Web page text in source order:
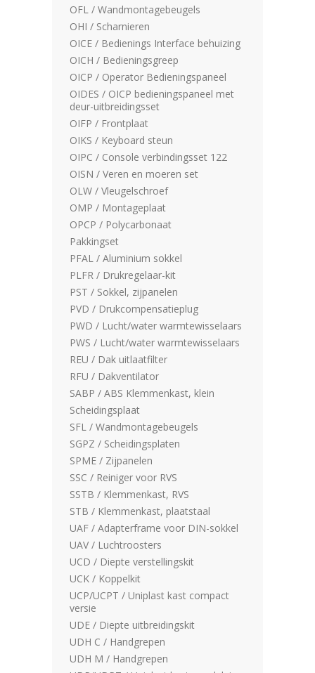
OFL / Wandmontagebeugels
OHI / Scharnieren
OICE / Bedienings Interface behuizing
OICH / Bedieningsgreep
OICP / Operator Bedieningspaneel
OIDES / OICP bedieningspaneel met
deur-uitbreidingsset
OIFP / Frontplaat
OIKS / Keyboard steun
OIPC / Console verbindingsset 122
OISN / Veren en moeren set
OLW / Vleugelschroef
OMP / Montageplaat
OPCP / Polycarbonaat
Pakkingset
PFAL / Aluminium sokkel
PLFR / Drukregelaar-kit
PST / Sokkel, zijpanelen
PVD / Drukcompensatieplug
PWD / Lucht/water warmtewisselaars
PWS / Lucht/water warmtewisselaars
REU / Dak uitlaatfilter
RFU / Dakventilator
SABP / ABS Klemmenkast, klein
Scheidingsplaat
SFL / Wandmontagebeugels
SGPZ / Scheidingsplaten
SPME / Zijpanelen
SSC / Reiniger voor RVS
SSTB / Klemmenkast, RVS
STB / Klemmenkast, plaatstaal
UAF / Adapterframe voor DIN-sokkel
UAV / Luchtroosters
UCD / Diepte verstellingskit
UCK / Koppelkit
UCP/UCPT / Uniplast kast compact
versie
UDE / Diepte uitbreidingskit
UDH C / Handgrepen
UDH M / Handgrepen